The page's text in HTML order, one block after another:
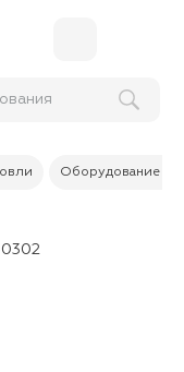
Оборудование
0302